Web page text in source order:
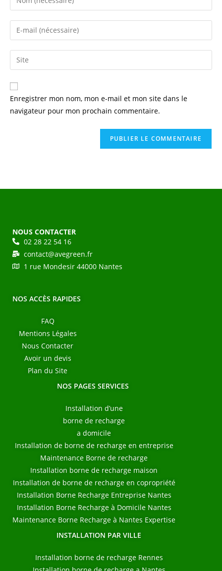
Enregistrer mon nom, mon e-mail et mon site dans le
navigateur pour mon prochain commentaire.
NOUS CONTACTER
02 28 22 54 16
contact@avegreen.fr
1 rue Mondesir 44000 Nantes
NOS ACCÈS RAPIDES
FAQ
Mentions Légales
Nous Contacter
Avoir un devis
Plan du Site
NOS PAGES SERVICES
Installation d’une
borne de recharge
a domicile
Installation de borne de recharge en entreprise
Maintenance Borne de recharge
Installation borne de recharge maison
Installation de borne de recharge en copropriété
Installation Borne Recharge Entreprise Nantes
Installation Borne Recharge à Domicile Nantes
Maintenance Borne Recharge à Nantes Expertise
INSTALLATION PAR VILLE
Installation borne de recharge Rennes